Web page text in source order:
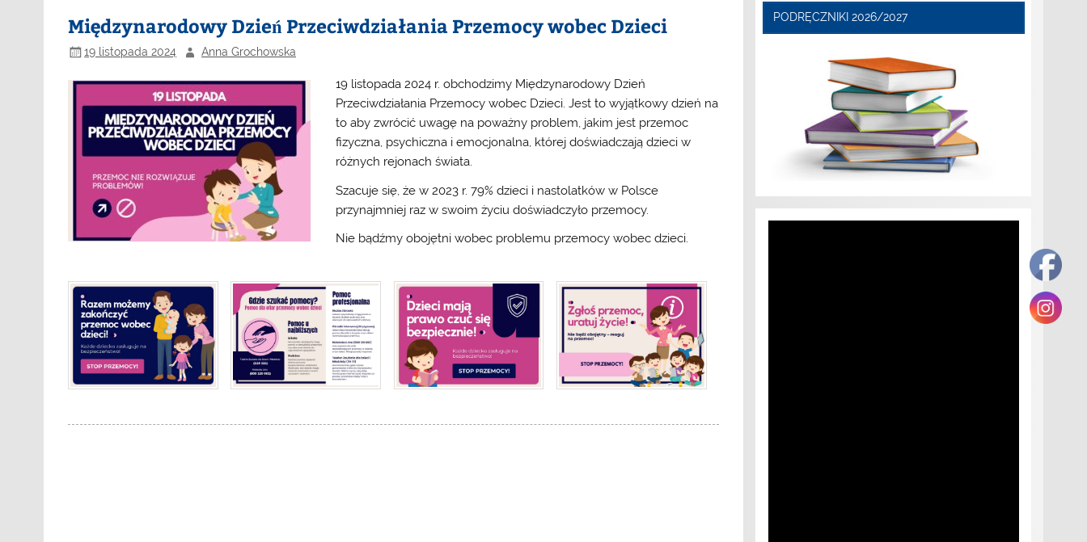
Międzynarodowy Dzień Przeciwdziałania Przemocy wobec Dzieci
19 listopada 2024 Anna Grochowska
19 listopada 2024 r. obchodzimy Międzynarodowy Dzień
Przeciwdziałania Przemocy wobec Dzieci. Jest to wyjątkowy dzień na
to aby zwrócić uwagę na poważny problem, jakim jest przemoc
fizyczna, psychiczna i emocjonalna, której doświadczają dzieci w
różnych rejonach świata.
Szacuje się, że w 2023 r. 79% dzieci i nastolatków w Polsce
przynajmniej raz w swoim życiu doświadczyło przemocy.
Nie bądźmy obojętni wobec problemu przemocy wobec dzieci.
PODRĘCZNIKI 2026/2027